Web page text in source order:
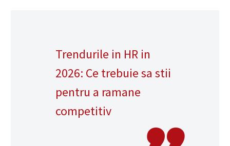
Trendurile in HR in
2026: Ce trebuie sa stii
pentru a ramane
competitiv